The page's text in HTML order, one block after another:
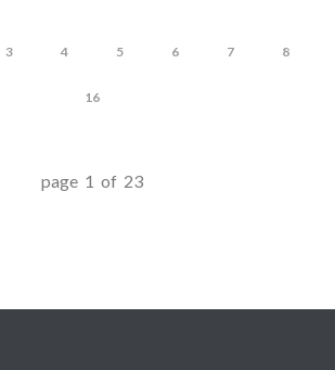
3 4 5 6 7 8
16
page 1 of 23